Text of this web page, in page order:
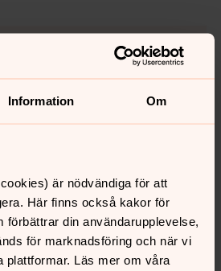
Information Om
är nödvändiga för att
Här finns också kakor för
förbättrar din användarupplevelse,
för marknadsföring och när vi
plattformar. Läs mer om våra